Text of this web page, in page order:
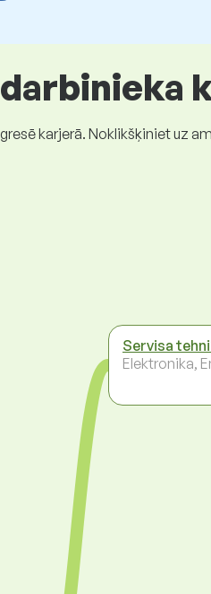
karjerā. Noklikšķiniet uz
Servisa
Elektronika,